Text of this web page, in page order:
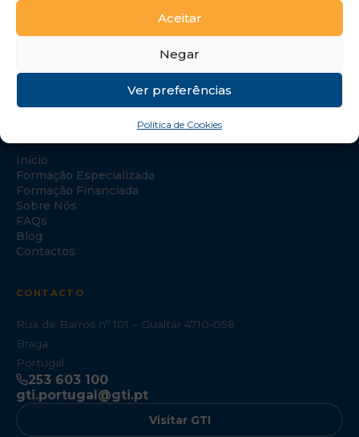
Aceitar
Negar
Ver preferências
Política de Cookies
Início
Formação Especializada
Formação Financiada
Sobre Nós
FAQs
Blog
Contactos
CONTACTO
Rua de Barros nº 101 – Gualtar 4710-058
Braga
Portugal
253 603 100
gti.portugal@gti.pt
Visitar GTI